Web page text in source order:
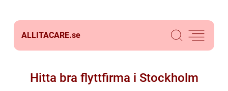
ALLITACARE.se
Hitta bra flyttfirma i Stockholm